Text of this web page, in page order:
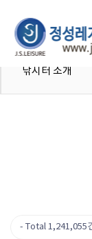
낚시터 소개
Total 1,241,055